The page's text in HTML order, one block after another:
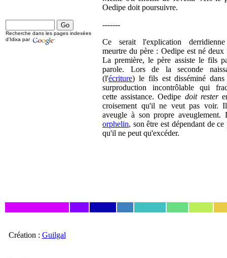
Oedipe doit poursuivre.
-------
Ce serait l'explication
meurtre du père : Oedipe est né deux
La première, le père assiste le fils
parole. Lors de la seconde
(l'écriture) le fils est disséminé dans
surproduction incontrôlable qui
cette assistance. Oedipe doit rester
croisement qu'il ne veut pas voir.
aveugle à son propre aveuglement.
orphelin, son être est dépendant de ce
qu'il ne peut qu'excéder.
Recherche dans les pages indexées
d'Idixa par
Création : Guilgal